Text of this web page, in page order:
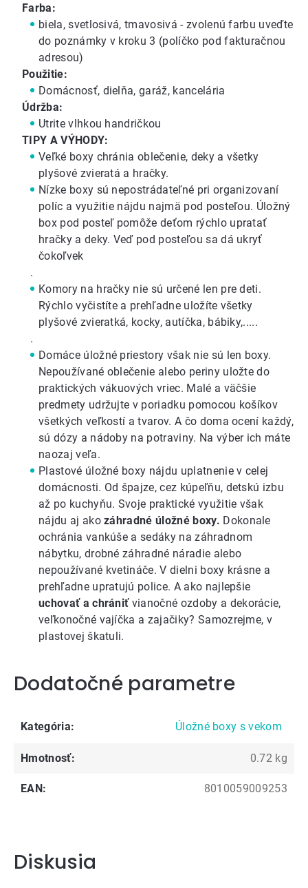
Farba:
biela, svetlosivá, tmavosivá - zvolenú farbu uveďte
do poznámky v kroku 3 (políčko pod fakturačnou
adresou)
Použitie:
Domácnosť, dielňa, garáž, kancelária
Údržba:
Utrite vlhkou handričkou
TIPY A VÝHODY:
Veľké boxy chránia oblečenie, deky a všetky
plyšové zvieratá a hračky.
Nízke boxy sú nepostrádateľné pri organizovaní
políc a využitie nájdu najmä pod posteľou. Úložný
box pod posteľpomôže deťom rýchlo upratať
hračky a deky. Veď pod posteľou sa dá ukryť
čokoľvek
.
Komory na hračky nie sú určené len pre deti.
Rýchlo vyčistíte a prehľadne uložíte všetky
plyšové zvieratká, kocky, autíčka, bábiky,.....
.
Domáce úložné priestory však nie sú len boxy.
Nepoužívané oblečenie alebo periny uložte do
praktických vákuových vriec. Malé a väčšie
predmety udržujte v poriadku pomocou košíkov
všetkých veľkostí a tvarov. A čo doma ocení každý,
sú dózy a nádoby na potraviny. Na výber ich máte
naozaj veľa.
Plastové úložné boxy nájdu uplatnenie v celej
domácnosti. Od špajze, cez kúpeľňu, detskú izbu
až po kuchyňu. Svoje praktické využitie však
nájdu aj akozáhradné úložné boxy. Dokonale
ochránia vankúše a sedáky na záhradnom
nábytku, drobné záhradné náradie alebo
nepoužívané kvetináče. V dielni boxy krásne a
prehľadne upratujú police. A ako najlepšie
uchovať a chrániť vianočné ozdoby a dekorácie,
veľkonočné vajíčka a zajačiky? Samozrejme, v
plastovej škatuli.
Dodatočné parametre
Kategória: Úložné boxy s vekom
Hmotnosť: 0.72 kg
EAN: 8010059009253
Diskusia